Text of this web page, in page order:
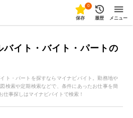
0
保存 履歴 メニュー
バイト・バイト・パートの
ト・パートを探すならマイナビバイト。勤務地や
検索や定期検索などで、条件にあったお仕事を簡
仕事探しはマイナビバイトで検索！